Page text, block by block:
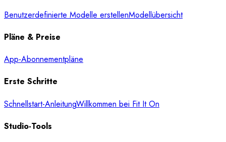
Benutzerdefinierte Modelle erstellenModellübersicht
Pläne & Preise
App-Abonnementpläne
Erste Schritte
Schnellstart-AnleitungWillkommen bei Fit It On
Studio-Tools